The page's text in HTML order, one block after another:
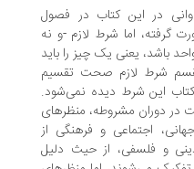
این کتاب در فصول
اما شرط لازم -و نه
یعنی یک چیز را باید
لازم صحت تقسیم
شرط دیده نمی‌شود.
مشروطه، منظرهای
و فرهنگی از
از حیث دلیل